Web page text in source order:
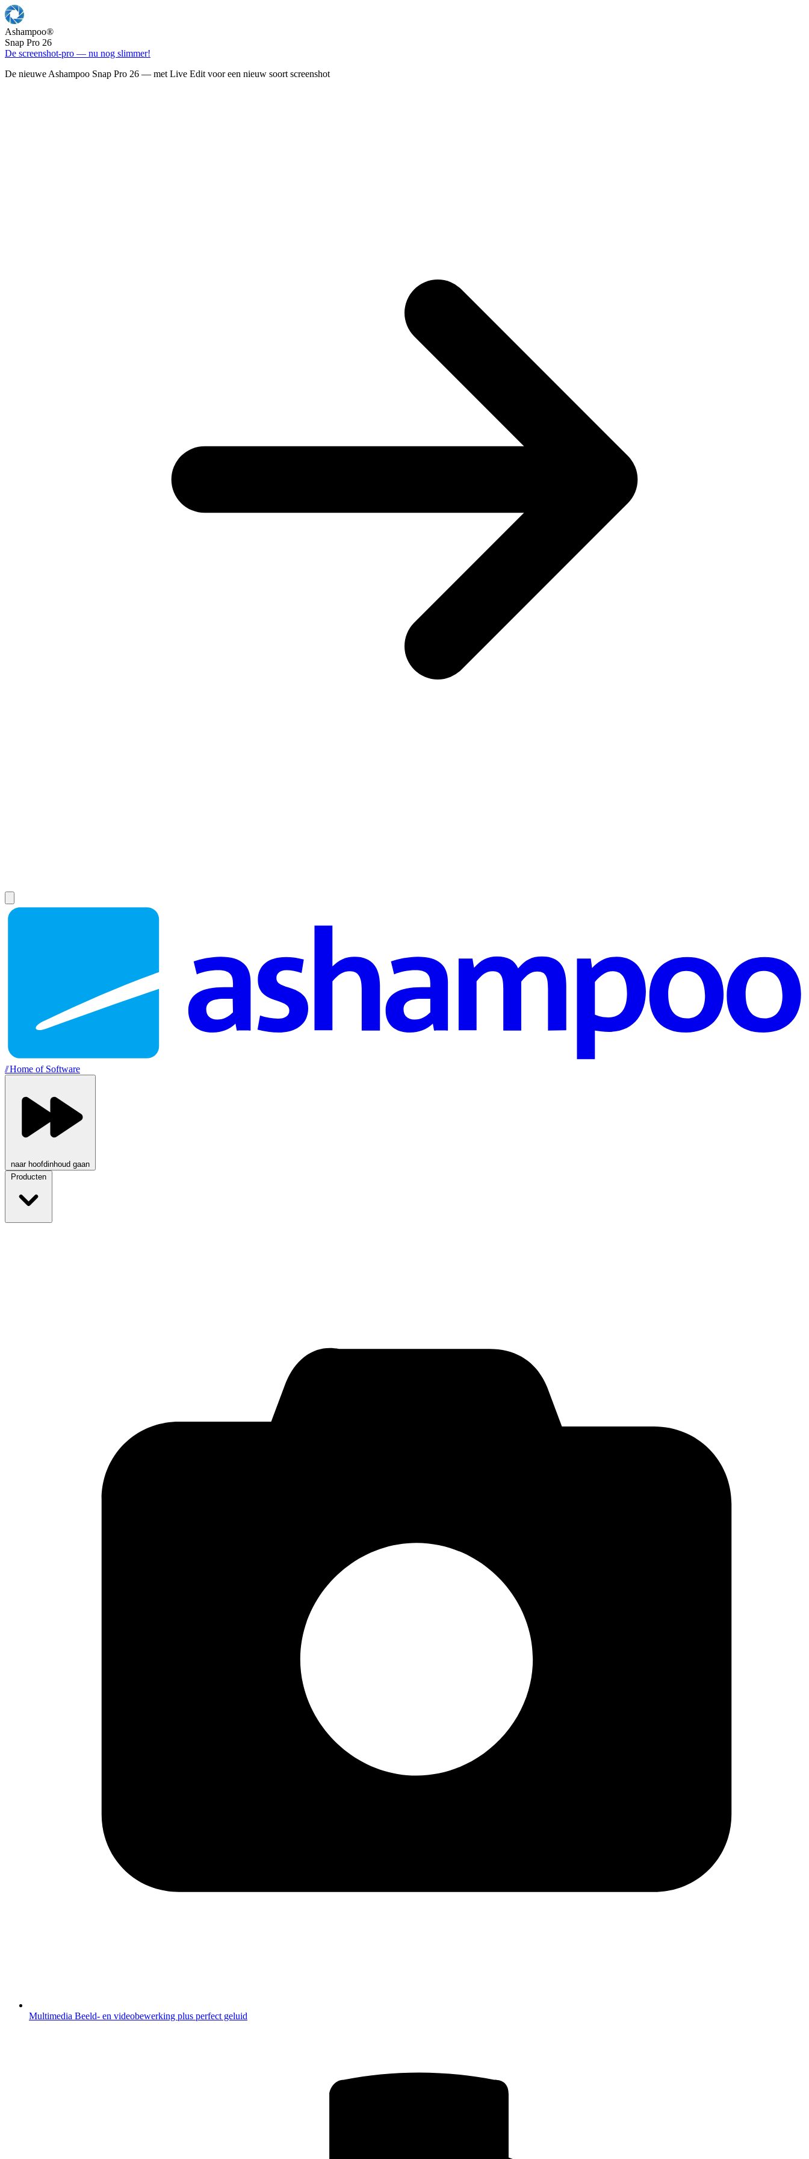
Ashampoo®
Snap Pro 26
De screenshot-pro — nu nog slimmer!
De nieuwe Ashampoo Snap Pro 26 — met Live Edit voor een nieuw soort screenshot
//Home of Software
naar hoofdinhoud gaan
Producten
Multimedia Beeld- en videobewerking plus perfect geluid